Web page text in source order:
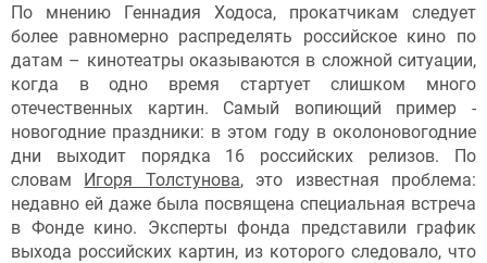
По мнению Геннадия Ходоса, прокатчикам следует
более равномерно распределять российское кино по
датам – кинотеатры оказываются в сложной ситуации,
когда в одно время стартует слишком много
отечественных картин. Самый вопиющий пример -
новогодние праздники: в этом году в околоновогодние
дни выходит порядка 16 российских релизов. По
словам Игоря Толстунова, это известная проблема:
недавно ей даже была посвящена специальная встреча
в Фонде кино. Эксперты фонда представили график
выхода российских картин, из которого следовало, что